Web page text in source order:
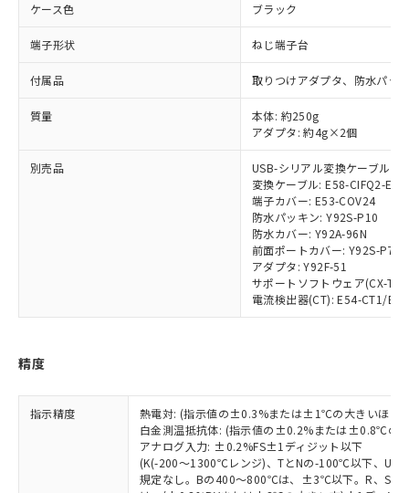
ケース色 ブラック
端子形状 ねじ端子台
付属品 取りつけアダプタ、防水パッ
質量
本体: 約250g
アダプタ: 約4g×2個
別売品
USB-シリアル変換ケーブル:
変換ケーブル: E58-CIFQ2-E
端子カバー: E53-COV24
防水パッキン: Y92S-P10
防水カバー: Y92A-96N
前面ポートカバー: Y92S-P7
アダプタ: Y92F-51
サポートソフトウェア(CX-
電流検出器(CT): E54-CT1/
精度
指示精度
熱電対: (指示値の±0.3%または±1℃の大きいほう
白金測温抵抗体: (指示値の±0.2%または±0.8℃の
アナログ入力: ±0.2%FS±1ディジット以下
(K(-200～1300℃レンジ)、TとNの-100℃以下、U
規定なし。Bの400～800℃は、±3℃以下。R、S
以下の条件をお読みいただき、同意のうえ
本サービスは、当社制御機器事業取扱
商品の当社在庫状況および標準価格
(税抜)を提供させていただくもので
す。
在庫状況および標準価格照会結果は、
記載している更新日時点での社内デー
タに基づき作成されるものであり、閲
覧された時点での実際の在庫および標
準価格とは異なる場合があることをご
※1 対応状況
対応済み：EU RoHS指令（10物質）の
非含有に対応した製品が提供可能な商品で
対応予定：EU RoHS指令（10物質）の非含
有に対応した製品に切り替える予定のある
対応予定なし：EU RoHS指令（10物質）の
非含有に非対応の商品で、対応品を出す予
調査・確認中：EU RoHS指令（10物質）の
非含有の対応状況を調査中または確認中の
非該当品：ライセンス料など無形物で、有
*EU RoHS指令（10物質）：
鉛(Pb) 1000ppm以下、 水銀(Hg) 1000ppm以下、 カド
ミウム(Cd) 100ppm以下、
六価クロム(Cr(Ⅵ)) 1000ppm以下、ポリ臭化ビフェニル
類(PBB) 1000ppm以下、ポリ臭化ジフェニルエーテル類
「○」：最大均質材料含有率が中国RoHSの
*中国RoHS10物質の基準値 (GB/T26572)：
Pb(鉛) :1000ppm、 Hg(水銀) : 1000ppm、 Cd(カドミウ
ム) : 100ppm、
Cr(Ⅵ)(六価クロム) : 1000ppm、 PBBs(ポリ臭化ビフェ
（以下｢規制貨物等」という）を輸出
または国外への提供する場合は、日本
国政府の輸出許可(または役務取引許
可)を取得するなどの必要な手続きを
とります。
説明